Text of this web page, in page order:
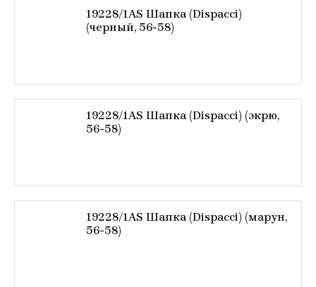
19228/1AS Шапка (Dispacci)
(черный, 56-58)
19228/1AS Шапка (Dispacci) (экрю,
56-58)
19228/1AS Шапка (Dispacci) (марун,
56-58)